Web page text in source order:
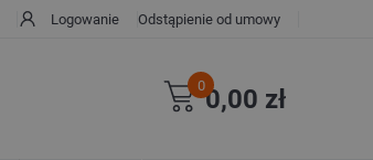
Logowanie Odstąpienie od umowy
00,00 zł